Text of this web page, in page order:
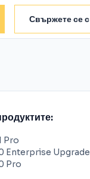
Свържете се с
Pro
Enterprise Upgrade
Pro